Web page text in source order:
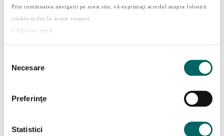
Prin continuarea navigarii pe acest site, vă exprimaţi acordul asupra folosirii
cookie-urilor în aceste scopuri.
Citiţi mai mult
consimțământului
Necesare
Preferinţe
Statistici
dec. 14, 2021 Studii
Acasa 9 Categorie: Studii ( Page 2 ) De ce este
grădiniță și reușești să înțelegi exact ce, cum și
când s-a întâmplat? După ce ascultă o poveste